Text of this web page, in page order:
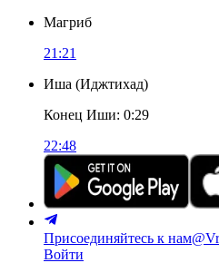
Магриб
21:21
Иша (Иджтихад)
Конец Иши: 0:29
22:48
Присоединяйтесь к нам
Войти